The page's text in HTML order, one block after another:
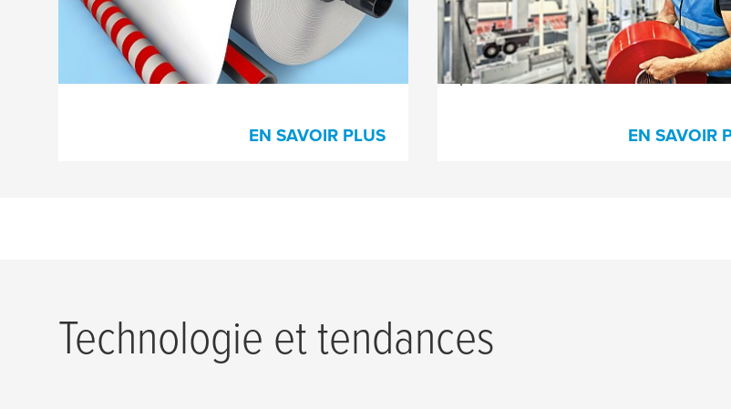
démarrage mandrin ou la fermeture de
bobine pour le transport au sein et hors de
la papeterie.
EN SAVOIR PLUS
l’ouverture, la fermeture et le renfort
cartons garantissent la plus grande
efficacité et la meilleure sécurité du
process.
EN SAVOIR
Technologie et tendances